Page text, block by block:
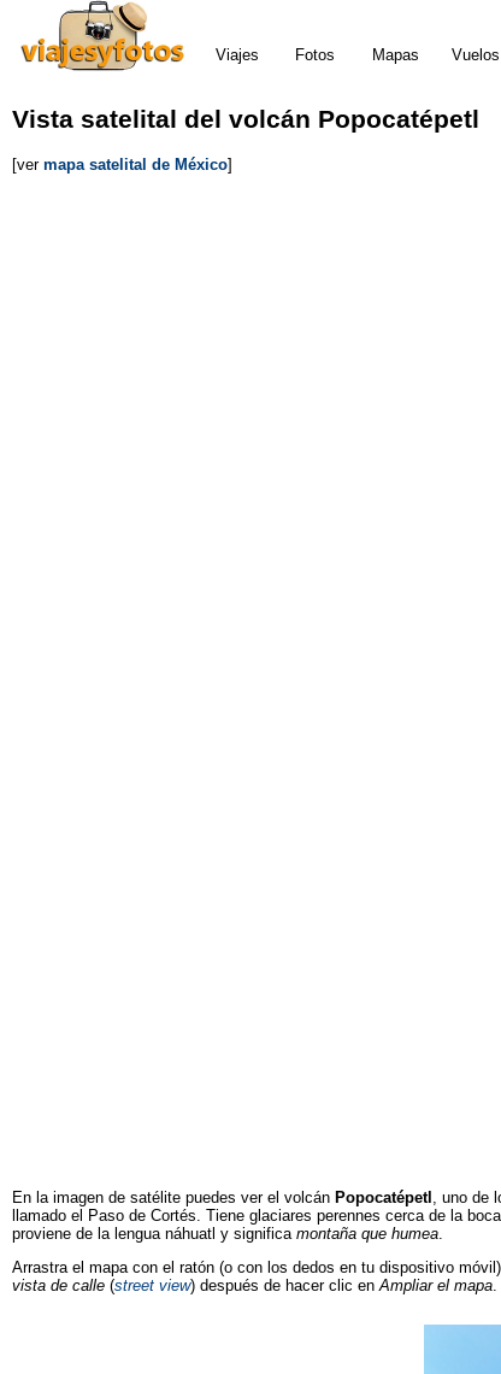
Viajes Fotos Mapas Vuelos
Vista satelital del volcán Popocatépetl
[ver mapa satelital de México]
En la imagen de satélite puedes ver el volcán Popocatépetl , uno de
llamado el Paso de Cortés. Tiene glaciares perennes cerca de la
proviene de la lengua náhuatl y significa montaña que humea.
Arrastra el mapa con el ratón (o con los dedos en tu dispositivo
vista de calle (street view) después de hacer clic enAmpliar el mapa.